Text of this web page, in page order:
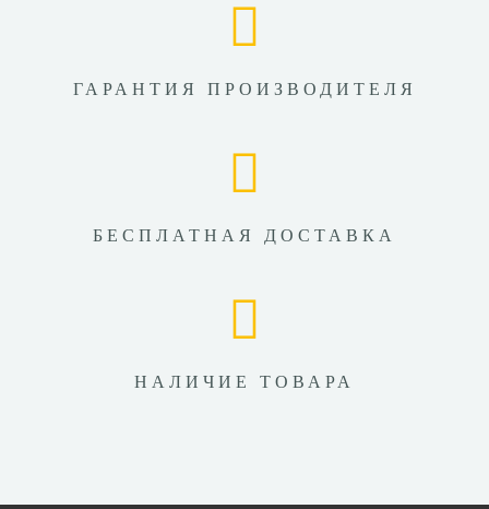
ГАРАНТИЯ ПРОИЗВОДИТЕЛЯ
БЕСПЛАТНАЯ ДОСТАВКА
НАЛИЧИЕ ТОВАРА